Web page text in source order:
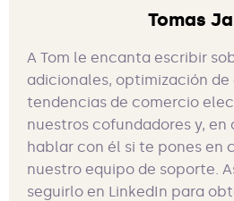
Tomas
A Tom le encanta escribir
adicionales, optimización de
tendencias de comercio
nuestros cofundadores y, en
hablar con él si te pones en
nuestro equipo de soporte.
seguirlo en LinkedIn para